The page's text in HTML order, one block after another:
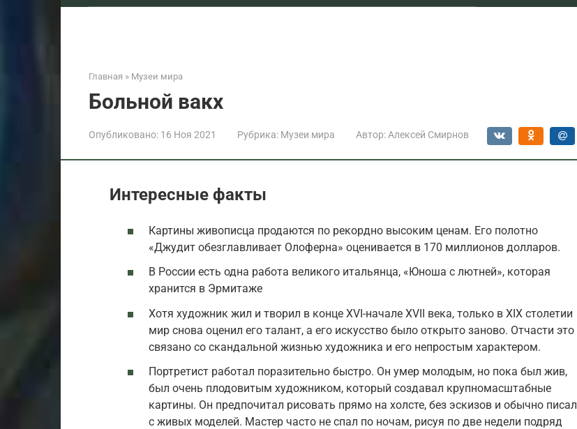
Главная » Музеи мира
Больной вакх
Опубликовано: 16 Ноя 2021 Рубрика: Музеи мира Автор: Алексей Смирнов
Интересные факты
Картины живописца продаются по рекордно высоким ценам. Его полотно
«Джудит обезглавливает Олоферна» оценивается в 170 миллионов долларов.
В России есть одна работа великого итальянца, «Юноша с лютней», которая
хранится в Эрмитаже
Хотя художник жил и творил в конце XVI-начале XVII века, только в XIX столетии
мир снова оценил его талант, а его искусство было открыто заново. Отчасти это
связано со скандальной жизнью художника и его непростым характером.
Портретист работал поразительно быстро. Он умер молодым, но пока был жив,
был очень плодовитым художником, который создавал крупномасштабные
картины. Он предпочитал рисовать прямо на холсте, без эскизов и обычно писал
с живых моделей. Мастер часто не спал по ночам, рисуя по две недели подряд